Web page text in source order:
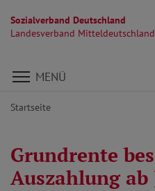
Sozialverband Deutschland
Landesverband Mitteldeutschland
Direkt zu den Inhalten
MENÜ
Startseite
Grundrente
Auszahlung ab